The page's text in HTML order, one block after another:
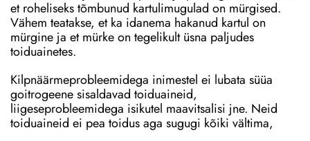
et roheliseks tõmbunud kartulimugulad on mürgised.
Vähem teatakse, et ka idanema hakanud kartul on
mürgine ja et mürke on tegelikult üsna paljudes
toiduainetes.
Kilpnäärmeprobleemidega inimestel ei lubata süüa
goitrogeene sisaldavad toiduaineid,
liigeseprobleemidega isikutel maavitsalisi jne. Neid
toiduaineid ei pea toidus aga sugugi kõiki vältima,